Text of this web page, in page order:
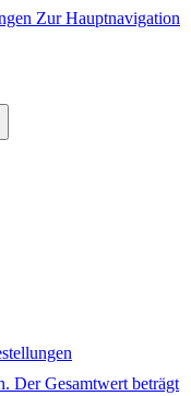
Zur Hauptnavigation
Der Gesamtwert beträgt